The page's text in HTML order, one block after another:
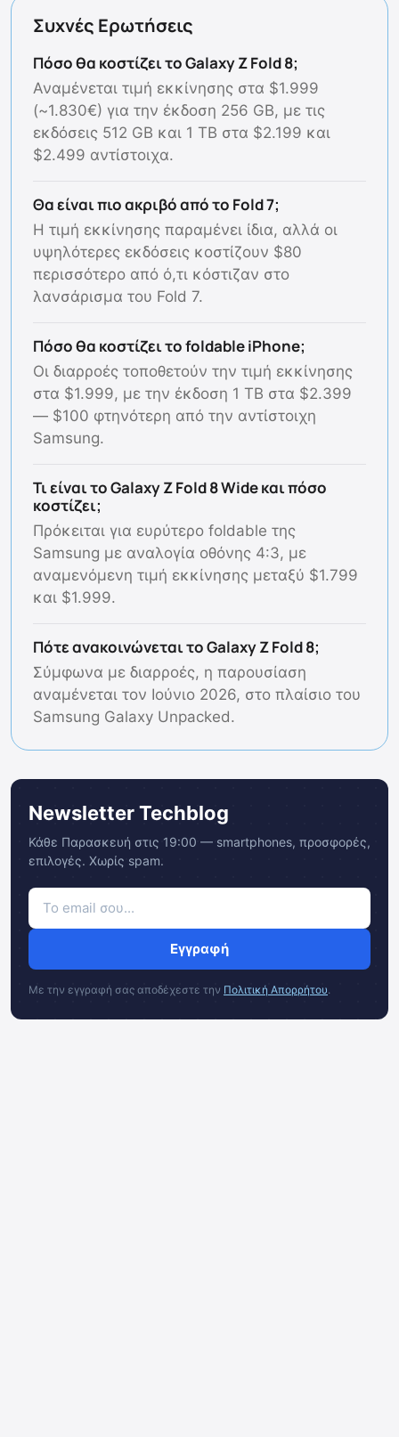
Συχνές Ερωτήσεις
Πόσο θα κοστίζει το Galaxy Z Fold 8;
Αναμένεται τιμή εκκίνησης στα $1.999
(~1.830€) για την έκδοση 256 GB, με τις
εκδόσεις 512 GB και 1 TB στα $2.199 και
$2.499 αντίστοιχα.
Θα είναι πιο ακριβό από το Fold 7;
Η τιμή εκκίνησης παραμένει ίδια, αλλά οι
υψηλότερες εκδόσεις κοστίζουν $80
περισσότερο από ό,τι κόστιζαν στο
λανσάρισμα του Fold 7.
Πόσο θα κοστίζει το foldable iPhone;
Οι διαρροές τοποθετούν την τιμή εκκίνησης
στα $1.999, με την έκδοση 1 TB στα $2.399
— $100 φτηνότερη από την αντίστοιχη
Samsung.
Τι είναι το Galaxy Z Fold 8 Wide και πόσο
κοστίζει;
Πρόκειται για ευρύτερο foldable της
Samsung με αναλογία οθόνης 4:3, με
αναμενόμενη τιμή εκκίνησης μεταξύ $1.799
και $1.999.
Πότε ανακοινώνεται το Galaxy Z Fold 8;
Σύμφωνα με διαρροές, η παρουσίαση
αναμένεται τον Ιούνιο 2026, στο πλαίσιο του
Samsung Galaxy Unpacked.
Newsletter Techblog
Κάθε Παρασκευή στις 19:00 — smartphones, προσφορές,
επιλογές. Χωρίς spam.
Εγγραφή
Με την εγγραφή σας αποδέχεστε την Πολιτική Απορρήτου.